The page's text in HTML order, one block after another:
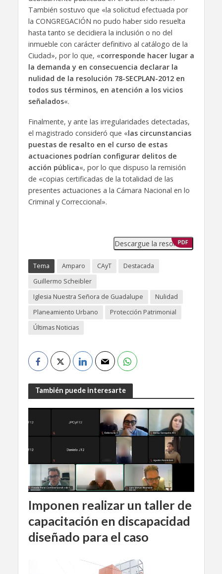
También sostuvo que «la solicitud efectuada por
la CONGREGACIÓN no pudo haber sido resuelta
hasta tanto se decidiera la inclusión o no del
inmueble con carácter definitivo al catálogo de la
Ciudad», por lo que, «corresponde hacer lugar a
la demanda y en consecuencia declarar la
nulidad de la resolución 78-SECPLAN-2012 en
todos sus términos, en atención a los vicios
señalados«.
Finalmente, y ante las irregularidades detectadas,
el magistrado consideró que «las circunstancias
puestas de resalto en el curso de estas
actuaciones podrían configurar delitos de
acción pública«, por lo que dispuso la remisión
de «copias certificadas de la totalidad de las
presentes actuaciones a la Cámara Nacional en lo
Criminal y Correccional».
Descargue la resolución
PDF
Tema Amparo CAyT
Destacada
Guillermo Scheibler
Iglesia Nuestra Señora de Guadalupe
Nulidad
Planeamiento Urbano
Protección Patrimonial
Últimas Noticias
También puede interesarte
Imponen realizar un taller de
capacitación en discapacidad
diseñado para el caso